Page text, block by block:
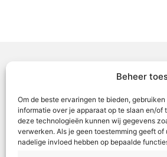
Beheer
Om de beste ervaringen te bieden,
informatie over je apparaat op te slaan en/of
deze technologieën kunnen wij gegevens
verwerken. Als je geen toestemming geeft
nadelige invloed hebben op bepaalde